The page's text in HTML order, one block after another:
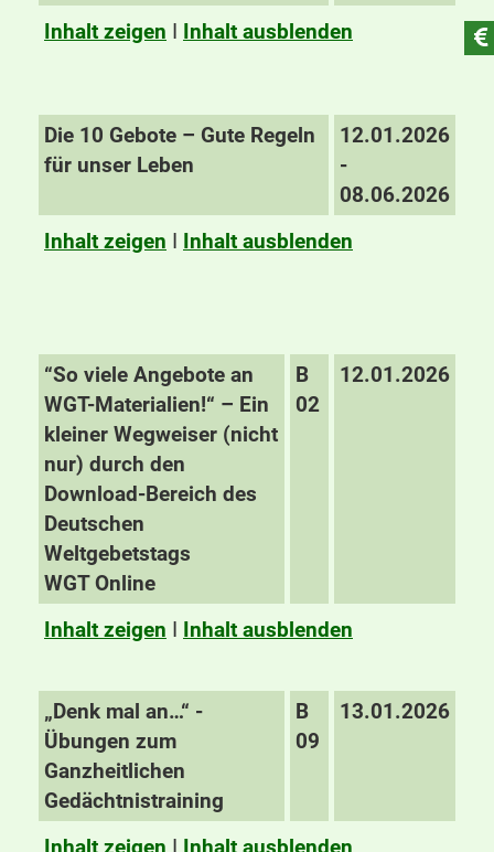
Inhalt zeigen I Inhalt ausblenden
Die 10 Gebote – Gute Regeln
für unser Leben
12.01.2026
-
08.06.2026
Inhalt zeigen I Inhalt ausblenden
“So viele Angebote an
WGT-Materialien!“ – Ein
kleiner Wegweiser (nicht
nur) durch den
Download-Bereich des
Deutschen
Weltgebetstags
WGT Online
B
02
12.01.2026
Inhalt zeigen I Inhalt ausblenden
„Denk mal an…“ -
Übungen zum
Ganzheitlichen
Gedächtnistraining
B
09
13.01.2026